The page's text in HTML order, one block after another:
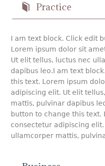
Practice
I am text block. Click edit
Lorem ipsum dolor sit
Ut elit tellus, luctus nec
dapibus leo.I am text
this text. Lorem ipsum
adipiscing elit. Ut elit
mattis, pulvinar dapibus
button to change this text.
consectetur adipiscing
ullamcorper mattis,